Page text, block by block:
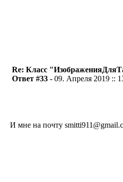
Re: Класс
Ответ #33 - 09. Апреля 2019 ::
И мне на почту